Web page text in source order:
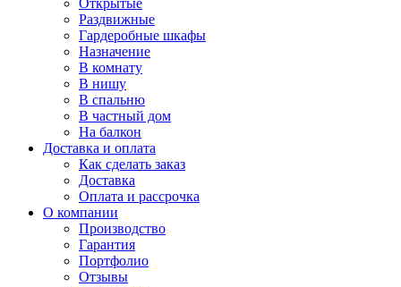
Открытые
Раздвижные
Гардеробные шкафы
Назначение
В комнату
В нишу
В спальню
В частный дом
На балкон
Доставка и оплата
Как сделать заказ
Доставка
Оплата и рассрочка
О компании
Производство
Гарантия
Портфолио
Отзывы